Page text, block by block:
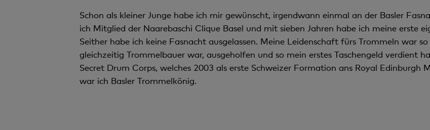
Schon als kleiner Junge habe ich mir gewünscht, irgendwann einmal an der Basler
ich Mitglied der Naarebaschi Clique Basel und mit sieben Jahren habe ich meine erste
Seither habe ich keine Fasnacht ausgelassen. Meine Leidenschaft fürs Trommeln war
gleichzeitig Trommelbauer war, ausgeholfen und so mein erstes Taschengeld verdient
Secret Drum Corps, welches 2003 als erste Schweizer Formation ans Royal
war ich Basler Trommelkönig.